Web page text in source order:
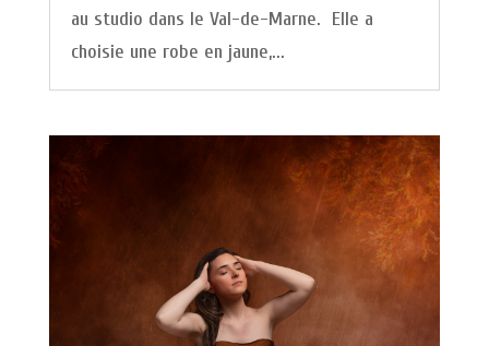
au studio dans le Val-de-Marne. Elle a
choisie une robe en jaune,...